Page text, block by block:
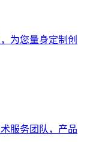
为您量身定制创
服务团队，产品